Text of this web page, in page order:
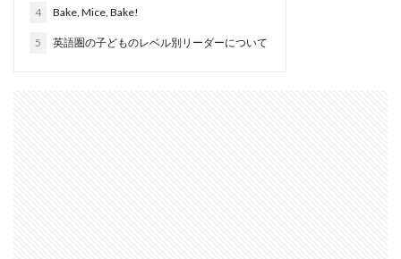
4 Bake, Mice, Bake!
5 英語圏の子どものレベル別リーダーについて